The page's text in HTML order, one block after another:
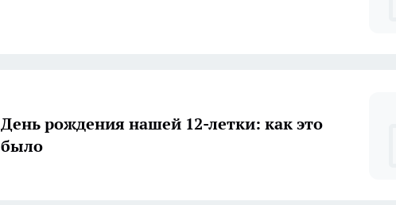
День рождения нашей 12-летки: как это
было